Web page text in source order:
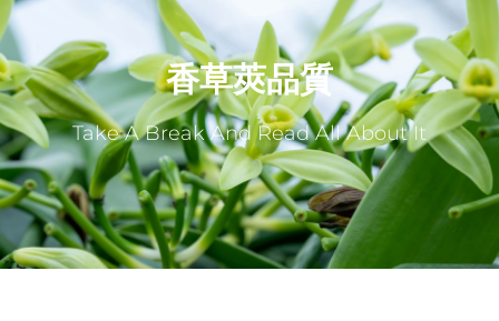
香草莢品質
Take A Break And Read All About It